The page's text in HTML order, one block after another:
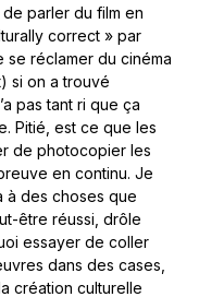
parler du film en
correct » par
se réclamer du cinéma
si on a trouvé
pas tant ri que ça
Pitié, est ce que les
de photocopier les
en continu. Je
à des choses que
être réussi, drôle
essayer de coller
dans des cases,
création culturelle